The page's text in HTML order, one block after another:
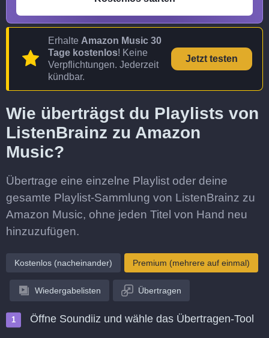
Erhalte Amazon Music 30
Tage kostenlos! Keine
Verpflichtungen. Jederzeit
kündbar.
Jetzt testen
Wie überträgst du Playlists von
ListenBrainz zu Amazon
Music?
Übertrage eine einzelne Playlist oder deine
gesamte Playlist-Sammlung von ListenBrainz zu
Amazon Music, ohne jeden Titel von Hand neu
hinzuzufügen.
Kostenlos (nacheinander) Premium (mehrere auf einmal)
Wiedergabelisten Übertragen
Öffne Soundiiz und wähle das Übertragen-Tool